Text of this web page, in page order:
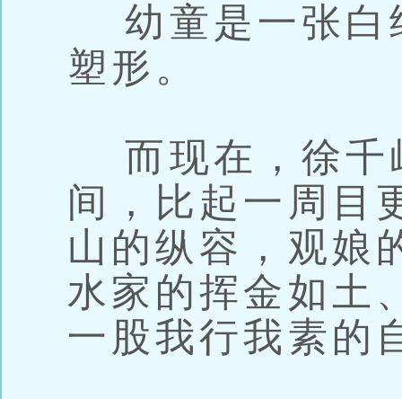
幼童是一张白
塑形。
而现在，徐千
间，比起一周目
山的纵容，观娘
水家的挥金如土
一股我行我素的